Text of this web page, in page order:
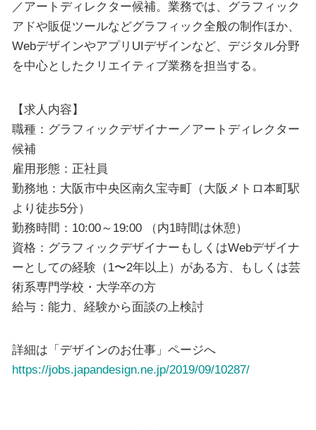
／アートディレクター候補。業務では、グラフィック
アドや販促ツールなどグラフィック全般の制作ほか、
WebデザインやアプリUIデザインなど、デジタル分野
を中心としたクリエイティブ業務を担当する。
【求人内容】
職種：グラフィックデザイナー／アートディレクター
候補
雇用形態：正社員
勤務地：大阪市中央区南久宝寺町（大阪メトロ本町駅
より徒歩5分）
勤務時間：10:00～19:00 （内1時間は休憩）
資格：グラフィックデザイナーもしくはWebデザイナ
ーとしての経験（1〜2年以上）がある方、もしくは芸
術系専門学校・大学卒の方
給与：能力、経験から面談の上検討
詳細は「デザインのお仕事」ページへ
https://jobs.japandesign.ne.jp/2019/09/10287/